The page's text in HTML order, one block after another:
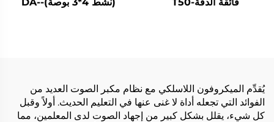
يُقدِّم الميكروفون اللاسلكي مع نظام مكبر الصوت العديد من
الفوائد التي تجعله أداة لا غنى عنها في التعليم الحديث. أولاً وقبل
كل شيء، يقلل بشكل كبير من إجهاد الصوت لدى المعلمين، مما